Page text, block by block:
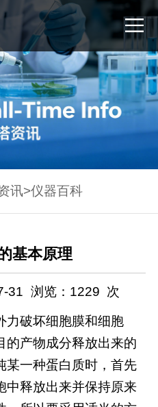
讯>仪器百科
基本原理
31 浏览： 1229 次
力破坏细胞膜和细胞
的产物成分释放出来的
某一种蛋白质时，首先
中释放出来并保持原来